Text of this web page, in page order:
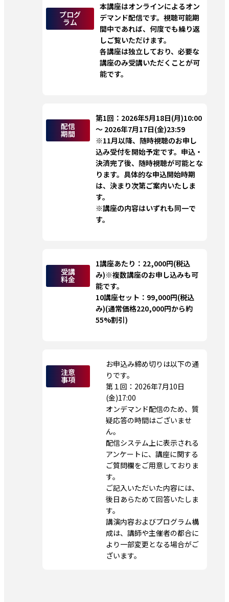
プログ
ラム
本講座はオンラインによるオン
デマンド配信です。視聴可能期
間中であれば、何度でも繰り返
しご覧いただけます。
各講座は独立しており、必要な
講座のみ受講いただくことが可
能です。
配信
期間
第1回：2026年5月18日(月)10:00
～ 2026年7月17日(金)23:59
※11月以降、随時視聴のお申し
込み受付を開始予定です。申込・
決済完了後、随時視聴が可能とな
ります。具体的な申込開始時期
は、決まり次第ご案内いたしま
す。
※講座の内容はいずれも同一で
す。
受講
料金
1講座あたり：22,000円(税込
み)※複数講座のお申し込みも可
能です。
10講座セット：99,000円(税込
み)(通常価格220,000円から約
55%割引)
注意
事項
お申込み締め切りは以下の通
りです。
第１回：2026年7月10日
(金)17:00
オンデマンド配信のため、質
疑応答の時間はございませ
ん。
配信システム上に表示される
アンケートに、講座に関する
ご質問欄をご用意しておりま
す。
ご記入いただいた内容には、
後日あらためて回答いたしま
す。
講演内容およびプログラム構
成は、講師や主催者の都合に
より一部変更となる場合がご
ざいます。